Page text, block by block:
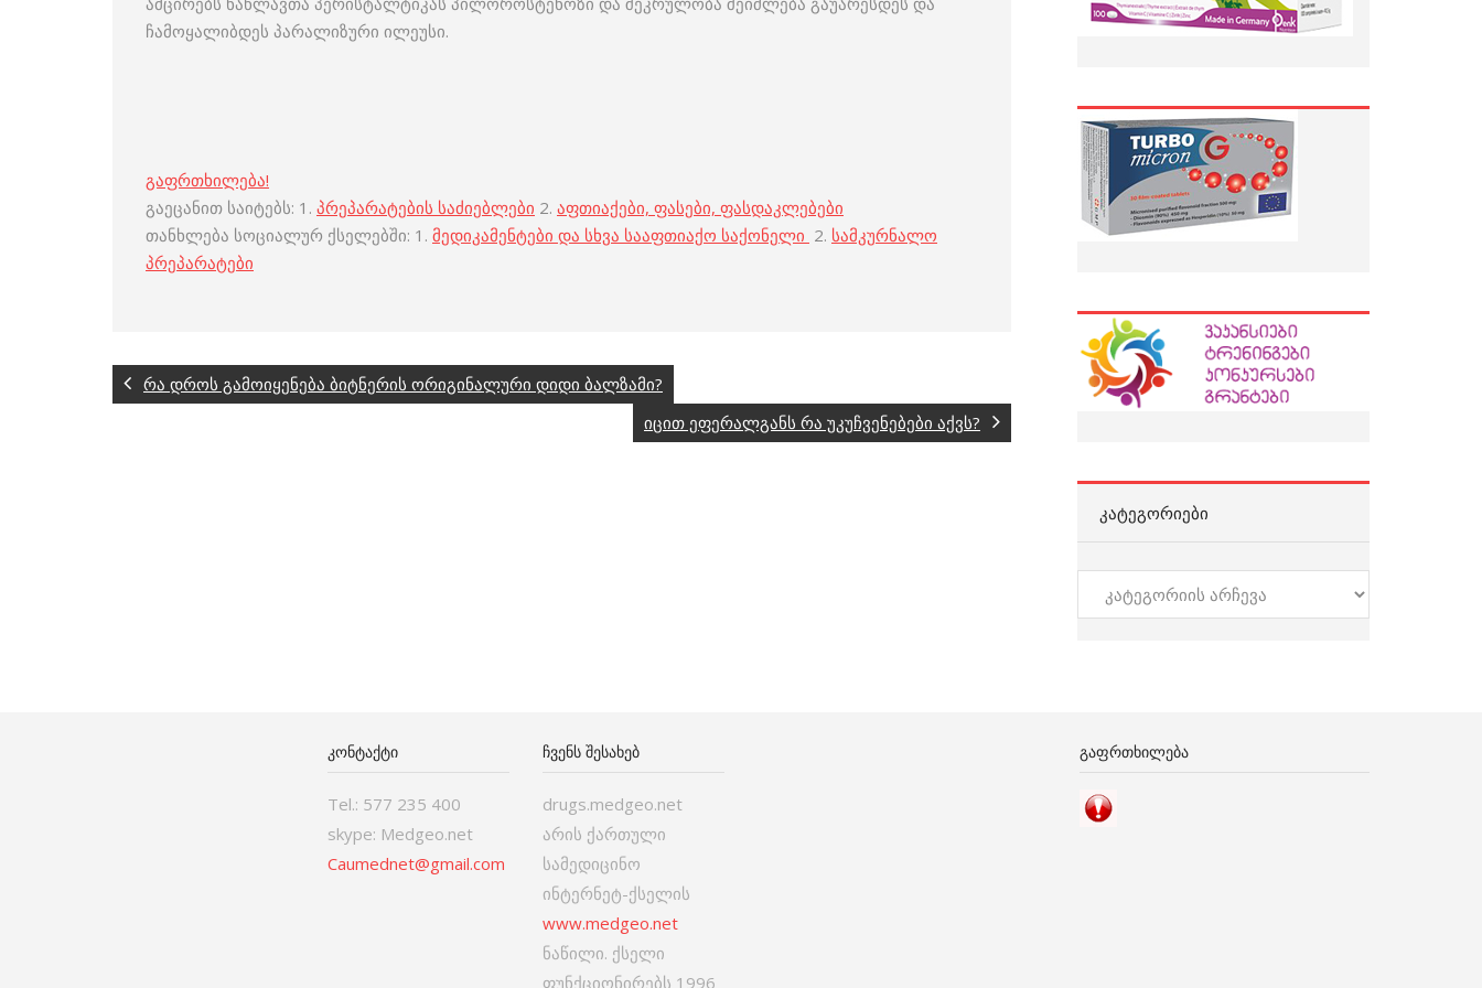
ჩამოყალიბდეს პარალიზური ილეუსი.
გაფრთხილება!
გაეცანით საიტებს: 1. პრეპარატების საძიებლები 2. აფთიაქები, ფასები, ფასდაკლებები
თანხლება სოციალურ ქსელებში: 1. მედიკამენტები და სხვა სააფთიაქო საქონელი 2. სამკურნალო
პრეპარატები
რა დროს გამოიყენება ბიტნერის ორიგინალური დიდი ბალზამი?
იცით ეფერალგანს რა უკუჩვენებები აქვს?
ᲙᲐᲢᲔᲒᲝᲠᲘᲔᲑᲘ
კატეგორიები
ᲙᲝᲜᲢᲐᲥᲢᲘ
Tel.: 577 235 400
skype: Medgeo.net
Caumednet@gmail.com
ᲩᲕᲔᲜᲡ ᲨᲔᲡᲐᲮᲔᲑ
drugs.medgeo.net
არის ქართული
სამედიცინო
ინტერნეტ-ქსელის
www.medgeo.net
ნაწილი. ქსელი
ფუნქციონირებს 1996
ᲒᲐᲤᲠᲗᲮᲘᲚᲔᲑᲐ